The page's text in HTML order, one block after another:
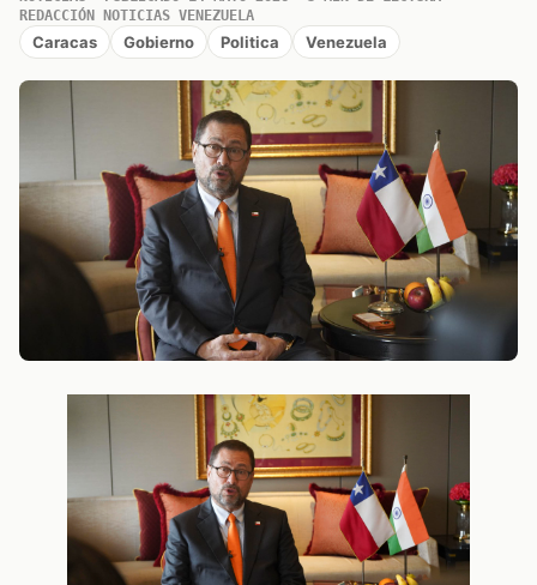
REDACCIÓN NOTICIAS VENEZUELA
Caracas Gobierno Politica Venezuela